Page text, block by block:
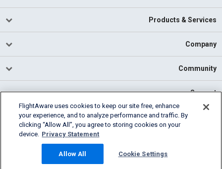
Products & Services
Company
Community
Support
Cookie Settings
FlightAware uses cookies to keep our site free, enhance
your experience, and to analyze performance and traffic. By
clicking “Allow All”, you agree to storing cookies on your
device. Privacy Statement
Cookie Settings
Allow All